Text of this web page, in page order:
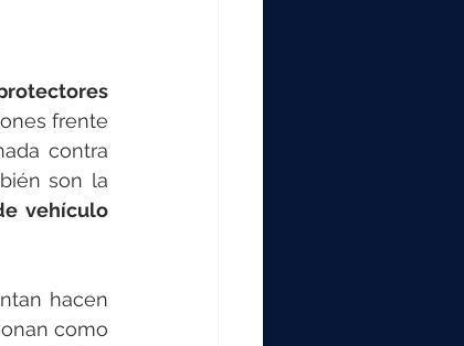
frente
contra
son la
vehículo
hacen
como